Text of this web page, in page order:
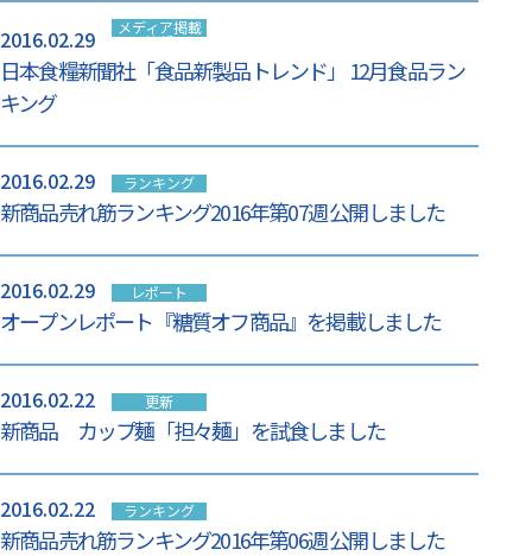
2016.02.29 メディア掲載
情報
日本食糧新聞社「食品新製品トレンド」 12月食品ラン
キング
2016.02.29 ランキング
新商品売れ筋ランキング2016年第07週 公開しました
2016.02.29 レポート
オープンレポート『糖質オフ商品』を掲載しました
2016.02.22 更新
新商品 カップ麺「担々麺」を試食しました
2016.02.22 ランキング
新商品売れ筋ランキング2016年第06週 公開しました